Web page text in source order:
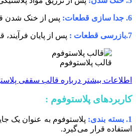
6. جدا سازی قطعات: پس از خنک شدن
7.بازرسی قطعات : پس از پایان
قالب پلاستوفوم
اطلاعات بیشتر درباره قالب سقفی
کاربردهای پلاستوفوم :
1. بسته بندی:
پلاستوفوم به عنوان یک
استفاده قرار می‌گیرد.